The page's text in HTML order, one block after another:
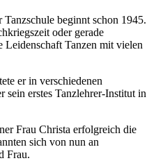
beginnt schon 1945.
oder gerade
Leidenschaft Tanzen mit vielen
er in verschiedenen
sein erstes Tanzlehrer-Institut in
Frau Christa erfolgreich die
sich von nun an
Frau.